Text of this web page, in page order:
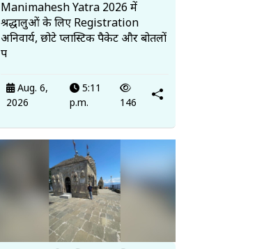
Manimahesh Yatra 2026 में
श्रद्धालुओं के लिए Registration
अनिवार्य, छोटे प्लास्टिक पैकेट और बोतलों
प
Aug. 6,
2026
5:11
p.m.
146